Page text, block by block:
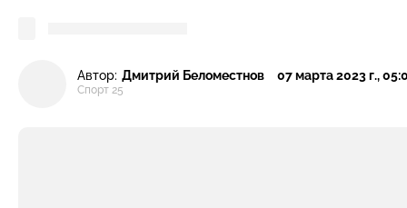
Автор: Дмитрий Беломестнов
Спорт 25
07 марта 2023 г.,